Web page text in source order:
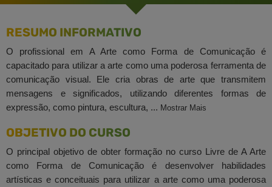
RESUMO INFORMATIVO
O profissional em A Arte como Forma de Comunicação é
capacitado para utilizar a arte como uma poderosa ferramenta de
comunicação visual. Ele cria obras de arte que transmitem
mensagens e significados, utilizando diferentes formas de
expressão, como pintura, escultura, ... Mostrar Mais
OBJETIVO DO CURSO
O principal objetivo de obter formação no curso Livre de A Arte
como Forma de Comunicação é desenvolver habilidades
artísticas e conceituais para utilizar a arte como uma poderosa